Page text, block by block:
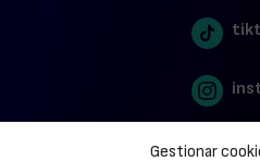
Gestionar